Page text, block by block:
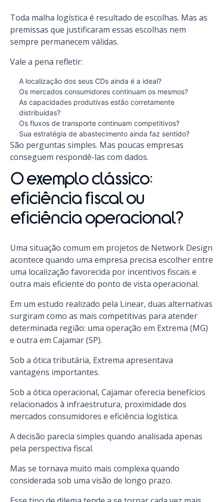
Toda malha logística é resultado de escolhas. Mas as
premissas que justificaram essas escolhas nem
sempre permanecem válidas.
Vale a pena refletir:
A localização dos seus CDs ainda é a ideal?
Os mercados consumidores continuam os mesmos?
As capacidades produtivas estão corretamente
distribuídas?
Os fluxos de transporte continuam competitivos?
Sua estratégia de abastecimento ainda faz sentido?
São perguntas simples. Mas poucas empresas
conseguem respondê-las com dados.
O exemplo clássico:
eficiência fiscal ou
eficiência operacional?
Uma situação comum em projetos de Network Design
acontece quando uma empresa precisa escolher entre
uma localização favorecida por incentivos fiscais e
outra mais eficiente do ponto de vista operacional.
Em um estudo realizado pela Linear, duas alternativas
surgiram como as mais competitivas para atender
determinada região: uma operação em Extrema (MG)
e outra em Cajamar (SP).
Sob a ótica tributária, Extrema apresentava
vantagens importantes.
Sob a ótica operacional, Cajamar oferecia benefícios
relacionados à infraestrutura, proximidade dos
mercados consumidores e eficiência logística.
A decisão parecia simples quando analisada apenas
pela perspectiva fiscal.
Mas se tornava muito mais complexa quando
considerada sob uma visão de longo prazo.